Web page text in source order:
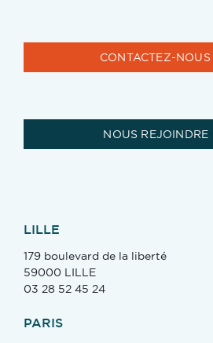
CONTACTEZ-NOUS
NOUS REJOINDRE
LILLE
179 boulevard de la liberté
59000 LILLE
03 28 52 45 24
PARIS